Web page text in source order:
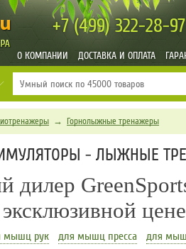
+7 (499)322-28-97
О КОМПАНИИ ДОСТАВКА И ОПЛАТА
→ Горнолыжные тренажеры
- ЛЫЖНЫЕ
дилер
мышц рук для мышц пресса для